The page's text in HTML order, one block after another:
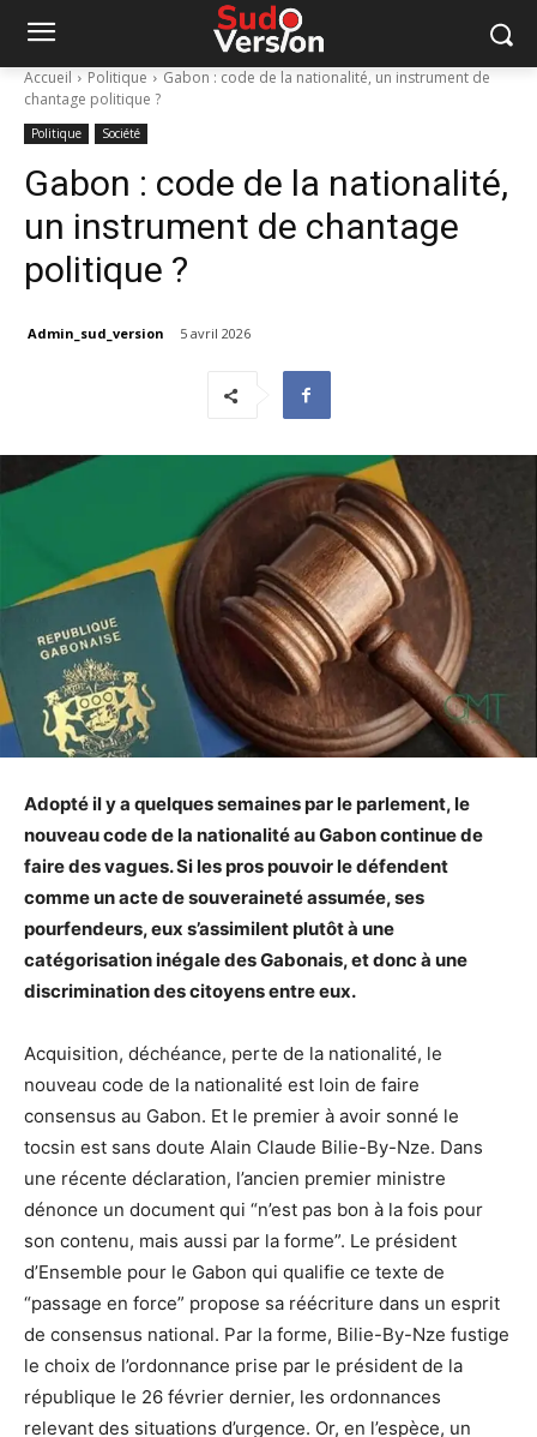
Accueil Politique
Gabon : code de la nationalité, un instrument de
chantage politique ?
Politique Société
Gabon : code de la nationalité,
un instrument de chantage
politique ?
Admin_sud_version 5 avril 2026
Adopté il y a quelques semaines par le parlement, le
nouveau code de la nationalité au Gabon continue de
faire des vagues. Si les pros pouvoir le défendent
comme un acte de souveraineté assumée, ses
pourfendeurs, eux s’assimilent plutôt à une
catégorisation inégale des Gabonais, et donc à une
discrimination des citoyens entre eux.
Acquisition, déchéance, perte de la nationalité, le
nouveau code de la nationalité est loin de faire
consensus au Gabon. Et le premier à avoir sonné le
tocsin est sans doute Alain Claude Bilie-By-Nze. Dans
une récente déclaration, l’ancien premier ministre
dénonce un document qui “n’est pas bon à la fois pour
son contenu, mais aussi par la forme”. Le président
d’Ensemble pour le Gabon qui qualifie ce texte de
“passage en force” propose sa réécriture dans un esprit
de consensus national. Par la forme, Bilie-By-Nze fustige
le choix de l’ordonnance prise par le président de la
république le 26 février dernier, les ordonnances
relevant des situations d’urgence. Or, en l’espèce, un